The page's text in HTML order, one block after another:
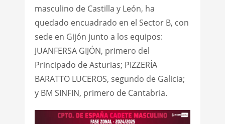
masculino de Castilla y León, ha
quedado encuadrado en el Sector B, con
sede en Gijón junto a los equipos:
JUANFERSA GIJÓN, primero del
Principado de Asturias; PIZZERÍA
BARATTO LUCEROS, segundo de Galicia;
y BM SINFIN, primero de Cantabria.